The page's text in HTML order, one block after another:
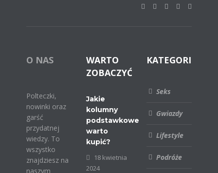
O NAS
Polteczki,
nowinki oraz
garść
przydatnej
wiedzy. To
wszystko
znajdziesz na
naszym
WARTO
ZOBACZYĆ
Jakie
kolumny
podstawkowe
warto
kupić?
18 kwietnia
2024
KATEGORIE
Seks
Gwiazdy
Lifestyle
Podróże